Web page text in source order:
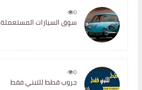
0
سوق السيارات المستعملة
0
جروب قطط للتبني فقط